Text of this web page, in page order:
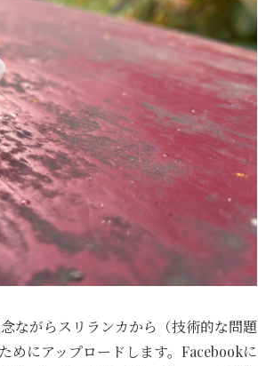
ながらスリランカから（技術的な問題
めにアップロードします。Facebookに